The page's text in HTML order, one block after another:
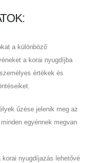
a különböző
a korai nyugdíjba
értékek és
űzése jelenik meg az
egyénnek megvan
nyugdíjazás lehetővé